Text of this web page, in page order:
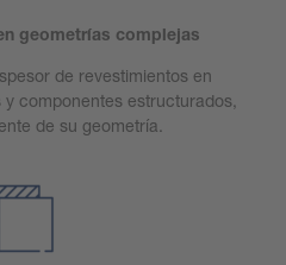
geometrías complejas
de revestimientos en
componentes estructurados,
de su geometría.